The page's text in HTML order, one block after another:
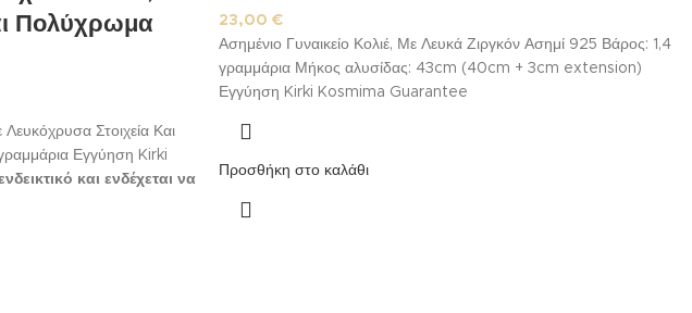
Πολύχρωμα
Στοιχεία Και
Εγγύηση Kirki
και ενδέχεται να
η παράδοση για
που το νούμερο σας
23,00€
Ασημένιο Γυναικείο Κολιέ, Με Λευκά Ζιργκόν Ασημί 925 Βάρος: 1,4
γραμμάρια Μήκος αλυσίδας: 43cm (40cm + 3cm extension)
Εγγύηση Kirki Kosmima Guarantee
Προσθήκη στο καλάθι